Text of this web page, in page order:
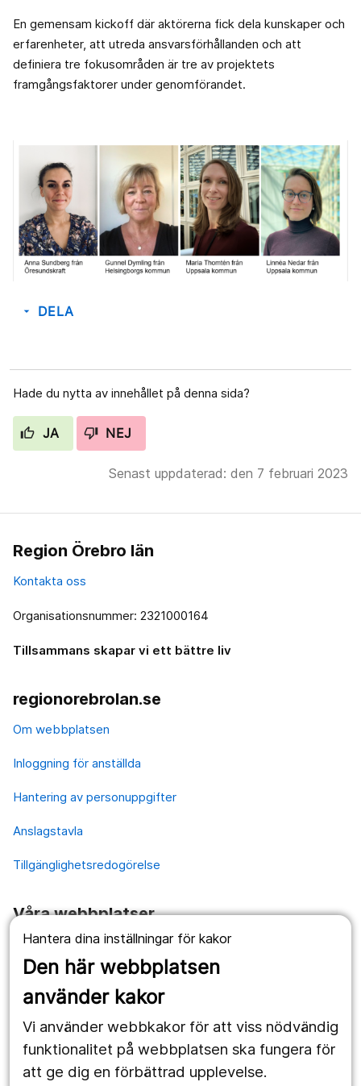
Hantera dina inställningar för kakor
Den här webbplatsen
använder kakor
Vi använder webbkakor för att viss nödvändig
funktionalitet på webbplatsen ska fungera för
att ge dig en förbättrad upplevelse.
En gemensam kickoff där aktörerna fick dela kunskaper och
erfarenheter, att utreda ansvarsförhållanden och att
definiera tre fokusområden är tre av projektets
framgångsfaktorer under genomförandet.
arrow_drop_down DELA
Hade du nytta av innehållet på denna sida?
JA NEJ
Senast uppdaterad: den 7 februari 2023
Region Örebro län
Kontakta oss
Organisationsnummer: 2321000164
Tillsammans skapar vi ett bättre liv
regionorebrolan.se
Om webbplatsen
Inloggning för anställda
Hantering av personuppgifter
Anslagstavla
Tillgänglighetsredogörelse
Våra webbplatser
1177.se
Länstrafiken
Utveckling